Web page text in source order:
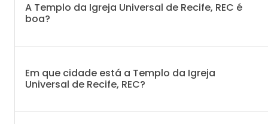
A Templo da Igreja Universal de Recife, REC é
boa?
Em que cidade está a Templo da Igreja
Universal de Recife, REC?